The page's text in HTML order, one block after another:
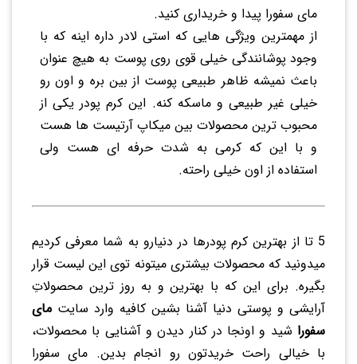
مای سفورا پیدا و خریداری کنید.
از مهمترین ویژگی هایی که استی لادر داره اینه که با
وجود پوشانندگی خیلی قوی روی پوست به هیچ عنوان
باعث نمیشه ظاهر طبیعی پوست از بین بره و اون رو
خیلی غیر طبیعی و ماسکه کنه. این کرم پودر یکی از
محبوب ترین محصولات بین میکاپ آرتیست ها هست
و با این که کرمی به شدت حرفه ای هست ولی
استفاده از اون خیلی راحته.
5 تا از بهترین کرم پودرها در دنیارو به شما معرفی کردیم
میدونید که محصولات بیشتری میتونه توی این لیست قرار
بگیره. برای این که با بهترین و به روز ترین محصولاتِ
آرایشی و پوستی دنیا آشنا بشین کافیه وارد سایت مای
سفورا شید و اونجا در کنار دیدن و آشنایی با محصولات،
با خیالی راحت خریدتون رو انجام بدین. مای سفورا